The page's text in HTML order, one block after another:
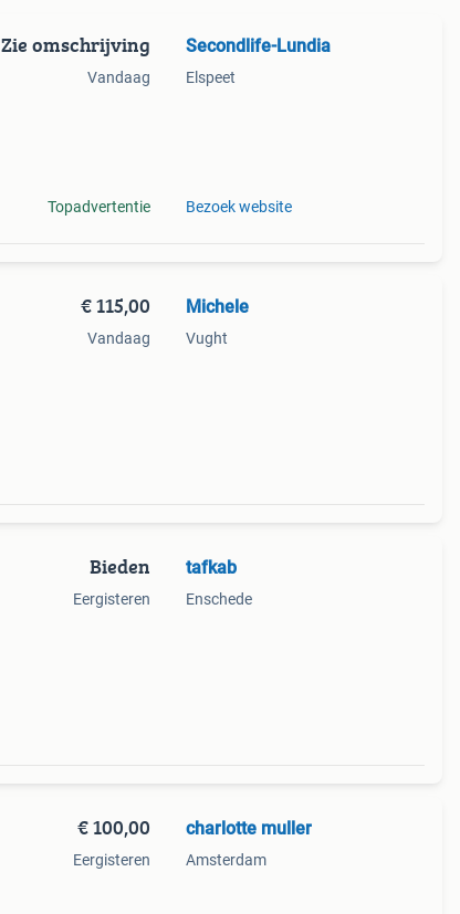
Zie omschrijving
Vandaag
Topadvertentie
Secondlife-Lundia
Elspeet
Bezoek website
€ 115,00
Vandaag
Michele
Vught
Bieden
Eergisteren
tafkab
Enschede
€ 100,00
Eergisteren
charlotte muller
Amsterdam